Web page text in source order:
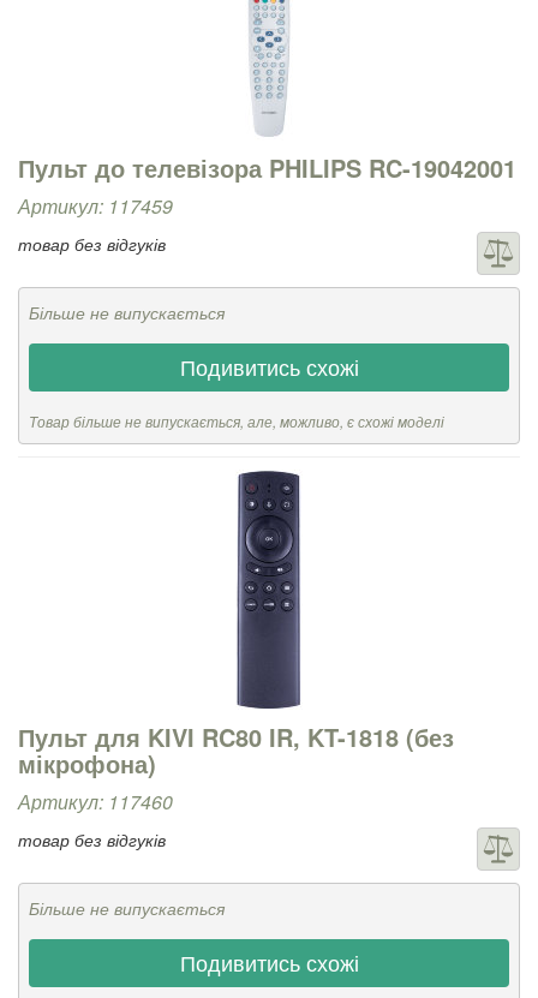
Пульт до телевізора PHILIPS RC-19042001
Артикул: 117459
товар без відгуків
Більше не випускається
Подивитись схожі
Товар більше не випускається, але, можливо, є схожі моделі
Пульт для KIVI RC80 IR, KT-1818 (без
мікрофона)
Артикул: 117460
товар без відгуків
Більше не випускається
Подивитись схожі